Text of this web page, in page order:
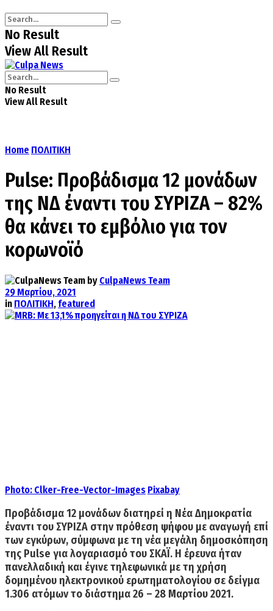
No Result
View All Result
No Result
View All Result
Home ΠΟΛΙΤΙΚΗ
Pulse: Προβάδισμα 12 μονάδων
της ΝΔ έναντι του ΣΥΡΙΖΑ – 82%
θα κάνει το εμβόλιο για τον
κορωνοϊό
by CulpaNews Team
29 Μαρτίου, 2021
in ΠΟΛΙΤΙΚΗ, featured
Photo: Clker-Free-Vector-Images Pixabay
Προβάδισμα 12 μονάδων διατηρεί η Νέα Δημοκρατία
έναντι του ΣΥΡΙΖΑ στην πρόθεση ψήφου με αναγωγή επί
των εγκύρων, σύμφωνα με τη νέα μεγάλη δημοσκόπηση
της Pulse για λογαριασμό του ΣΚΑΪ. Η έρευνα ήταν
πανελλαδική και έγινε τηλεφωνικά με τη χρήση
δομημένου ηλεκτρονικού ερωτηματολογίου σε δείγμα
1.306 ατόμων το διάστημα 26 – 28 Μαρτίου 2021.